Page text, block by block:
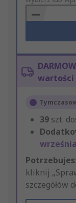
Basket
wartości
39 szt.
kliknij
szczegółów